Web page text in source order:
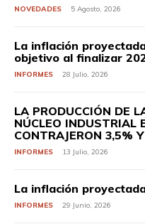
NOVEDADES 5 Agosto, 2026
La inflación
objetivo al finalizar
INFORMES 28 Julio, 2026
LA PRODUCCIÓN DE
NÚCLEO INDUSTRIAL
CONTRAJERON 3,5%
INFORMES 13 Julio, 2026
La inflación
INFORMES 29 Junio, 2026